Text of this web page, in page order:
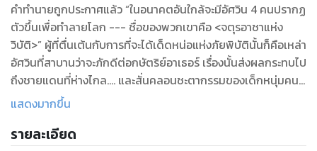
คําทํานายถูกประกาศแล้ว “ในอนาคตอันใกล้จะมีอัศวิน 4 คนปรากฏ
ตัวขึ้นเพื่อทําลายโลก --- ชื่อของพวกเขาคือ <จตุรอาชาแห่ง
วิบัติ>” ผู้ที่ตื่นเต้นกับการที่จะได้เด็ดหน่อแห่งภัยพิบัตินั้นก็คือเหล่า
อัศวินที่สาบานว่าจะภักดีต่อกษัตริย์อาเธอร์ เรื่องนั้นส่งผลกระทบไป
ถึงชายแดนที่ห่างไกล.... และสั่นคลอนชะตากรรมของเด็กหนุ่มคน
หนึ่ง! เด็กหนุ่มผู้ก้าวเดินออกไปตามที่หัวใจของตัวเองสั่ง สิ่งที่รอ
วีรบุรุษผู้ไร้เทียมทานในอดีตสุดแฟนตาซีได้เปิดม่านขึ้นแล้ว!!
แสดงมากขึ้น
รายละเอียด